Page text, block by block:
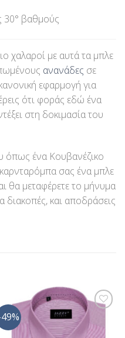
30° βαθμούς
χαλαροί με αυτά τα μπλε
ανανάδες σε
εφαρμογή για
ότι φοράς εδώ ένα
στη δοκιμασία του
όπως ένα Κουβανέζικο
σας ένα μπλε
θα μεταφέρετε το μήνυμα
διακοπές, και αποδράσεις
Προσθήκη
στη Λίστα
Επιθυμίας